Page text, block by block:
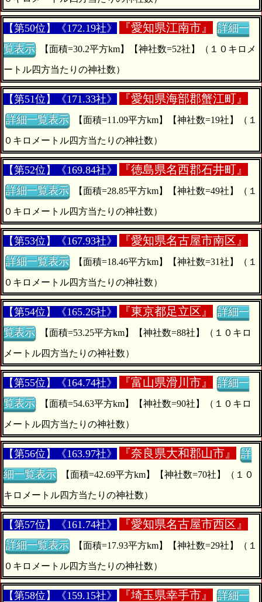
【第50位】《172.19社》 『愛知県江南市』
詳細一
覧表示
ートル四方当たりの神社数）
【第51位】《171.33社》 『愛知県海部郡蟹江町』
詳細一覧表示
０キロメートル四方当たりの神社数）
【第52位】《169.84社》 『徳島県名西郡石井町』
詳細一覧表示
０キロメートル四方当たりの神社数）
【第53位】《167.93社》 『愛知県名古屋市南区』
詳細一覧表示
０キロメートル四方当たりの神社数）
【第54位】《165.26社》 『東京都足立区』
詳細一
覧表示
メートル四方当たりの神社数）
【第55位】《164.74社》 『富山県滑川市』
詳細一
覧表示
メートル四方当たりの神社数）
【第56位】《163.97社》 『奈良県大和郡山市』
詳
細一覧表示
キロメートル四方当たりの神社数）
【第57位】《161.74社》 『愛知県名古屋市西区』
詳細一覧表示
０キロメートル四方当たりの神社数）
【第58位】《159.15社》 『埼玉県幸手市』
詳細一